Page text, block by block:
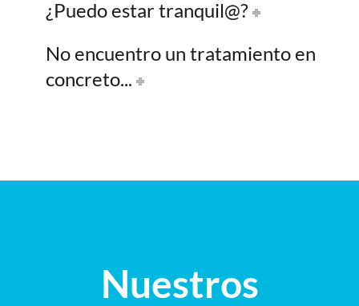
¿Puedo estar tranquil@?
No encuentro un tratamiento en
concreto...
Nuestros